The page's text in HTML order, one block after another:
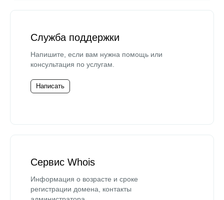
Служба поддержки
Напишите, если вам нужна помощь или
консультация по услугам.
Написать
Сервис Whois
Информация о возрасте и сроке
регистрации домена, контакты